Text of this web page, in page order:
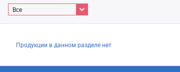
Все
Продукции в данном разделе нет